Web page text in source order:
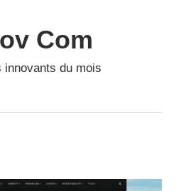
Com
innovants du mois